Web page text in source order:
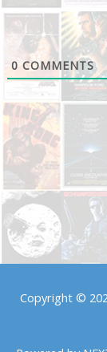
0 COMMENTS
Copyright ©